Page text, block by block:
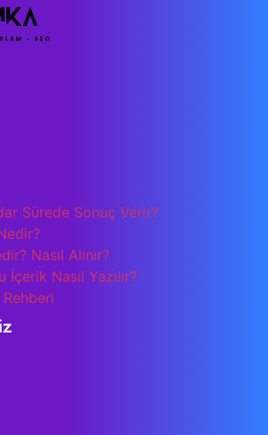
Sürede Sonuç Verir?
Nasıl Alınır?
İçerik Nasıl Yazılır?